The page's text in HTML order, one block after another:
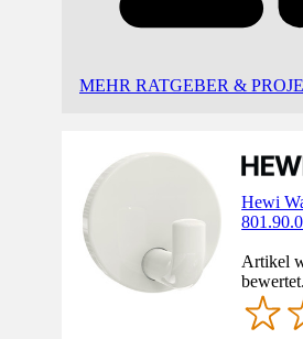
MEHR RATGEBER &
Hewi
Artikel
bewertet.